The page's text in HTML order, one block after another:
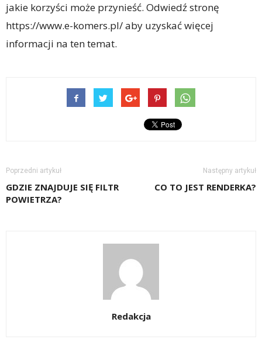
jakie korzyści może przynieść. Odwiedź stronę
https://www.e-komers.pl/ aby uzyskać więcej
informacji na ten temat.
Poprzedni artykuł
GDZIE ZNAJDUJE SIĘ FILTR
POWIETRZA?
Następny artykuł
CO TO JEST RENDERKA?
Redakcja